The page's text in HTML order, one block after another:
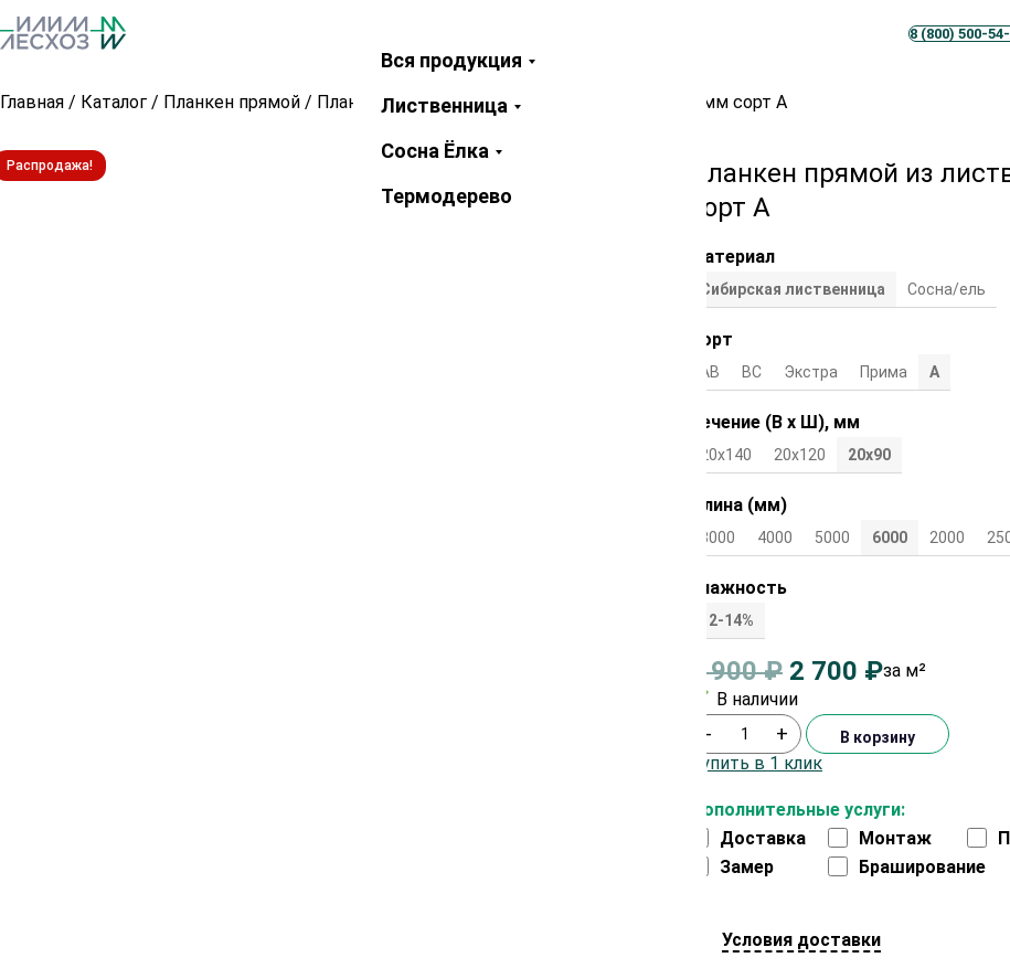
Телеграм
MAX8 (800) 500-
Закрыть
Вся продукция
Лиственница
Сосна Ёлка
Термодерево
Главная / Каталог / Планкен прямой / Планкен прямой из лиственницы 20х90х6000 мм сорт А
Распродажа!
Планкен прямой из
сорт А
Материал
Сибирская лиственница Сосна/ель
Сорт
АВ ВС Экстра Прима А
Сечение (В х Ш), мм
20х140 20х120 20х90
Длина (мм)
3000 4000 5000 6000 2000
Влажность
12-14%
2 900₽ 2 700 ₽за м²
В наличии
Дополнительные услуги:
Доставка
Монтаж
Замер
Браширование
- + В корзину
Купить в 1 клик
Условия доставки